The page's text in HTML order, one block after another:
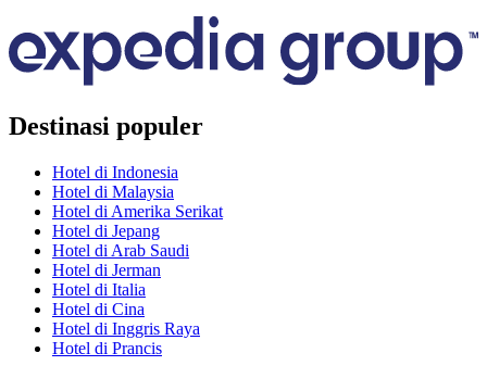
Destinasi populer
Hotel di Indonesia
Hotel di Malaysia
Hotel di Amerika Serikat
Hotel di Jepang
Hotel di Arab Saudi
Hotel di Jerman
Hotel di Italia
Hotel di Cina
Hotel di Inggris Raya
Hotel di Prancis